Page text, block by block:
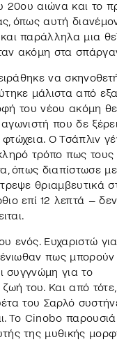
20ου αιώνα και το
όπως αυτή
παράλληλα μια
ακόμη στα
να
μάλιστα από
του νέου ακόμη
που δε
Ο Τσάπλιν
τρόπο πως τους
όπως διαπίστωσε
θριαμβευτικά
επί 12 λεπτά – δεν
ενός. Ευχαριστώ
ένιωθαν πως
συγγνώμη για το
του. Και από
του Σαρλό
Το Cinobo
της μυθικής